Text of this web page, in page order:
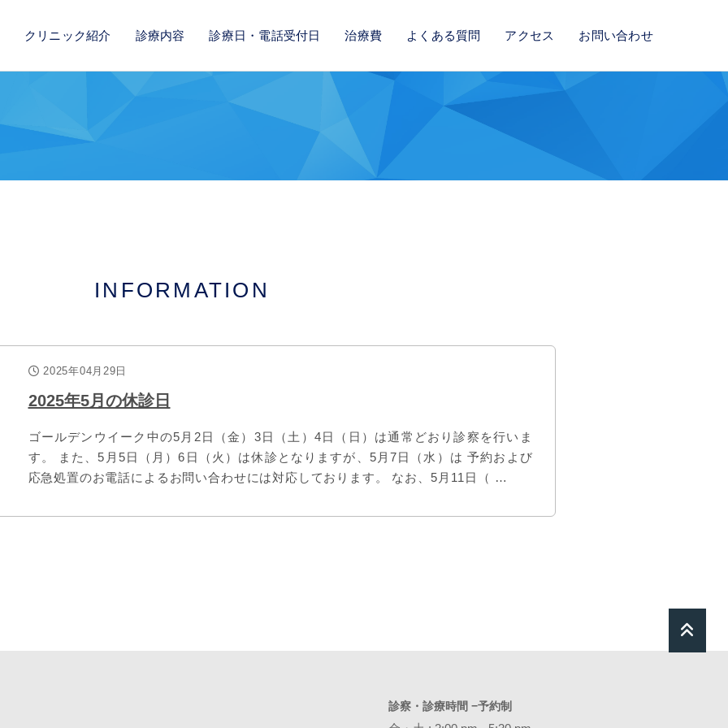
クリニック紹介 診療内容 診療日・電話受付日 治療費 よくある質問 アクセス お問い合わせ
INFORMATION
2025年04月29日
2025年5月の休診日
ゴールデンウイーク中の5月2日（金）3日（土）4日（日）は通常どおり診察を行いま
す。 また、5月5日（月）6日（火）は休診となりますが、5月7日（水）は 予約および
応急処置のお電話によるお問い合わせには対応しております。 なお、5月11日（ …
診察・診療時間 −予約制